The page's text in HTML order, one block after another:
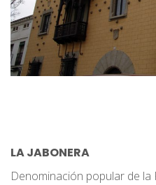
LA JABONERA
Denominación popular de la